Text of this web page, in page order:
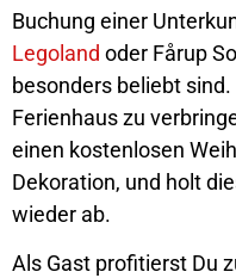
Buchung einer
Legoland oder Fårup
besonders beliebt
Ferienhaus zu
einen kostenlosen
Dekoration, und holt
wieder ab.
Als Gast profitierst Du